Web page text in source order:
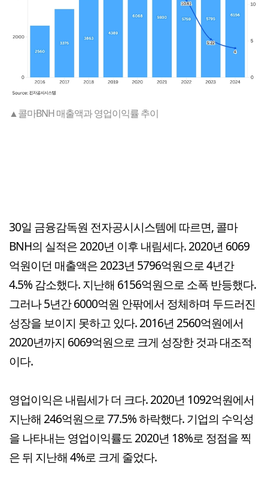
▲콜마BNH 매출액과 영업이익률 추이
30일 금융감독원 전자공시시스템에 따르면, 콜마
BNH의 실적은 2020년 이후 내림세다. 2020년 6069
억원이던 매출액은 2023년 5796억원으로 4년간
4.5% 감소했다. 지난해 6156억원으로 소폭 반등했다.
그러나 5년간 6000억원 안팎에서 정체하며 두드러진
성장을 보이지 못하고 있다. 2016년 2560억원에서
2020년까지 6069억원으로 크게 성장한 것과 대조적
이다.
영업이익은 내림세가 더 크다. 2020년 1092억원에서
지난해 246억원으로 77.5% 하락했다. 기업의 수익성
을 나타내는 영업이익률도 2020년 18%로 정점을 찍
은 뒤 지난해 4%로 크게 줄었다.